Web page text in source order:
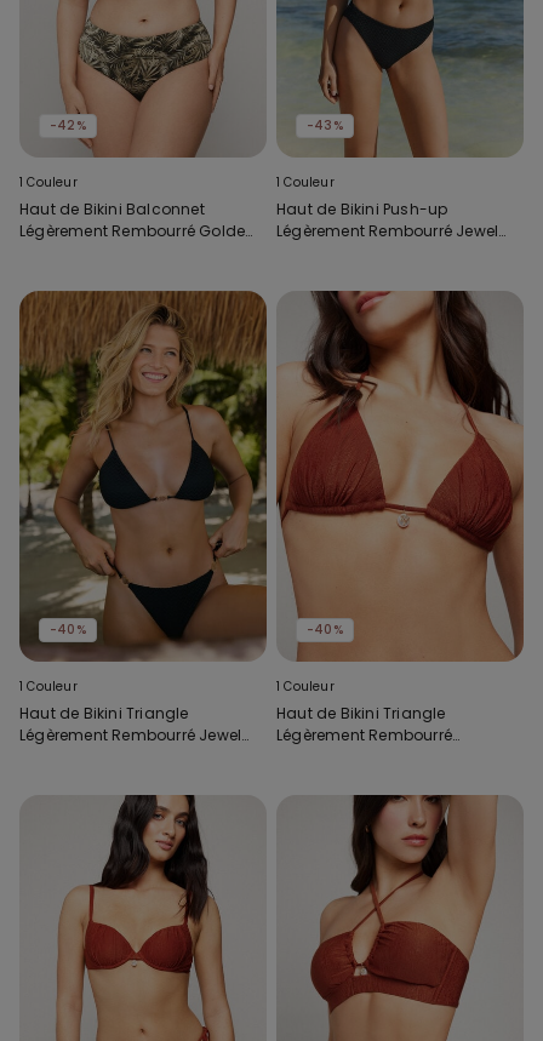
-42%
1 Couleur
Haut de Bikini Balconnet
Légèrement Rembourré Golden
-43%
1 Couleur
Haut de Bikini Push-up
Légèrement Rembourré Jewel
-40%
1 Couleur
Haut de Bikini Triangle
Légèrement Rembourré Jewel
-40%
1 Couleur
Haut de Bikini Triangle
Légèrement Rembourré